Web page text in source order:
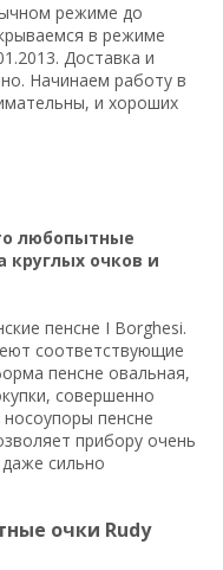
режиме до
в режиме
Доставка и
Начинаем работу в
и хороших
любопытные
круглых очков и
пенсне I Borghesi.
соответствующие
пенсне овальная,
совершенно
пенсне
прибору очень
сильно
очки Rudy